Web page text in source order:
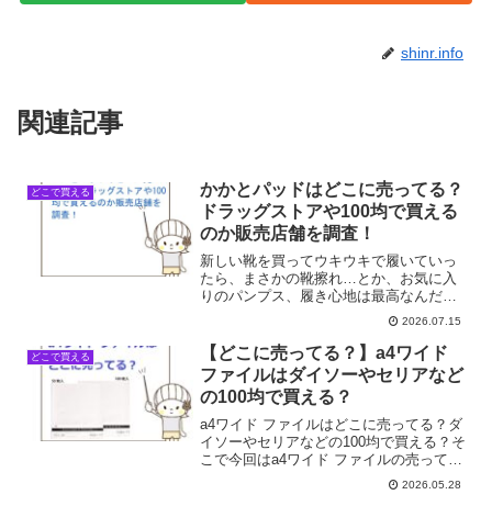
shinr.info
関連記事
どこで買える
かかとパッドはどこに売ってる？
ドラッグストアや100均で買える
のか販売店舗を調査！
新しい靴を買ってウキウキで履いていっ
たら、まさかの靴擦れ…とか、お気に入
りのパンプス、履き心地は最高なんだけ
ど、どうしてもかかとがパカパカしちゃ
うんだよね、なんて経験ありませんか？
こんな時、「あ、かかとパッドがあれ
ば！」って思うのに、いざ買...
2026.07.15
どこで買える
【どこに売ってる？】a4ワイド
ファイルはダイソーやセリアなど
の100均で買える？
a4ワイド ファイルはどこに売ってる？ダ
イソーやセリアなどの100均で買える？そ
こで今回はa4ワイド ファイルの売ってる
2026.05.28